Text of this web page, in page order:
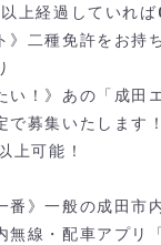
上経過していれば
》二種免許をお持
い！》あの「成田
で募集いたします
上可能！
番》一般の成田市
無線・配車アプリ